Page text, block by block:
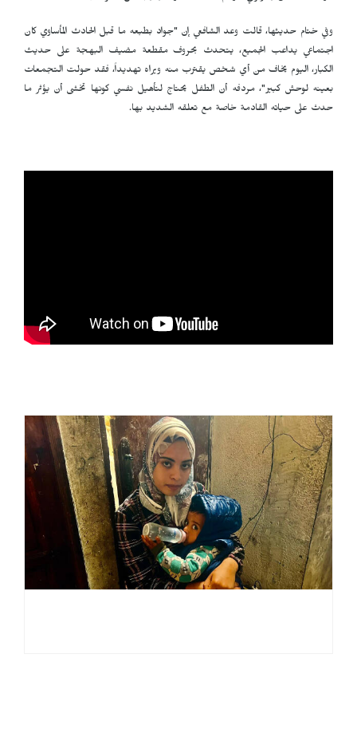
وفي ختام حديثها، قالت وعد الشافعي إن "جواد بطبعه ما قبل الحادث المأساوي كان
اجتماعي يداعب الجميع، يتحدث بحروف مقطعة مضيف البهجة على حديث
الكبار، اليوم يخاف من أي شخص يقترب منه ويراه تهديداً، فقد حولت التجمعات
بعينه لوحش كبير"، مردفه أن الطفل يحتاج لتأهيل نفسي كونها تخشى أن يؤثر ما
حدث على حياته القادمة خاصة مع تعلقه الشديد بها.